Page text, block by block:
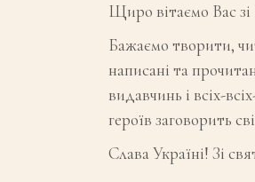
Щиро вітаємо Вас зі
Бажаємо творити,
написані та
видавчинь і всіх-
героїв заговорить
Слава Україні! Зі